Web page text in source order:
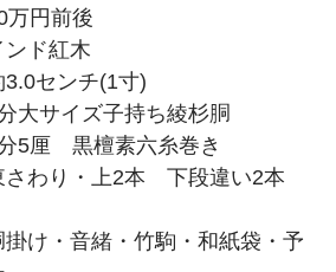
円前後
ド紅木
センチ(1寸)
サイズ子持ち綾杉胴
厘 黒檀素六糸巻き
わり・上2本 下段違い2本
・音緒・竹駒・和紙袋・予